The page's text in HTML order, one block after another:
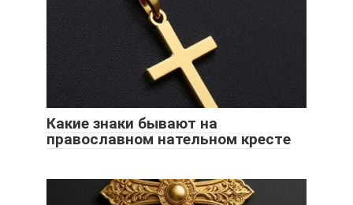
Какие знаки бывают на
православном нательном крестe